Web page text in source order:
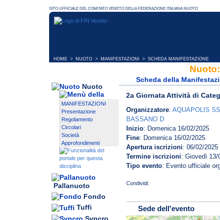
HOME > NUOTO > MANIFESTAZIONI > SCHEDA MANIFESTAZIONE
Nuoto
MANIFESTAZIONI
Presentazione
Regolamento
Circolari
Società
Approfondimenti
Pallanuoto
Fondo
Tuffi
Scheda della
2a Giornata Attività di
Organizzatore: AQUAPOLIS
BASSANO D
Inizio: Domenica 16/02/2025
Fine: Domenica 16/02/2025
Apertura iscrizioni: 06/02/2025
Termine iscrizioni: Giovedì 13/
Tipo evento: Evento ufficiale
Sede dell'evento